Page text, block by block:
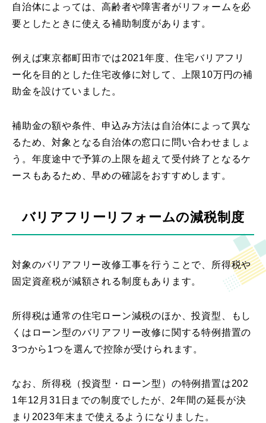
自治体によっては、高齢者や障害者がリフォームを必
要としたときに使える補助制度があります。
例えば東京都町田市では2021年度、住宅バリアフリ
ー化を目的とした住宅改修に対して、上限10万円の補
助金を設けていました。
補助金の額や条件、申込み方法は自治体によって異な
るため、対象となる自治体の窓口に問い合わせましょ
う。年度途中で予算の上限を超えて受付終了となるケ
ースもあるため、早めの確認をおすすめします。
バリアフリーリフォームの減税制度
対象のバリアフリー改修工事を行うことで、所得税や
固定資産税が減額される制度もあります。
所得税は通常の住宅ローン減税のほか、投資型、もし
くはローン型のバリアフリー改修に関する特例措置の
3つから1つを選んで控除が受けられます。
なお、所得税（投資型・ローン型）の特例措置は202
1年12月31日までの制度でしたが、2年間の延長が決
まり2023年末まで使えるようになりました。